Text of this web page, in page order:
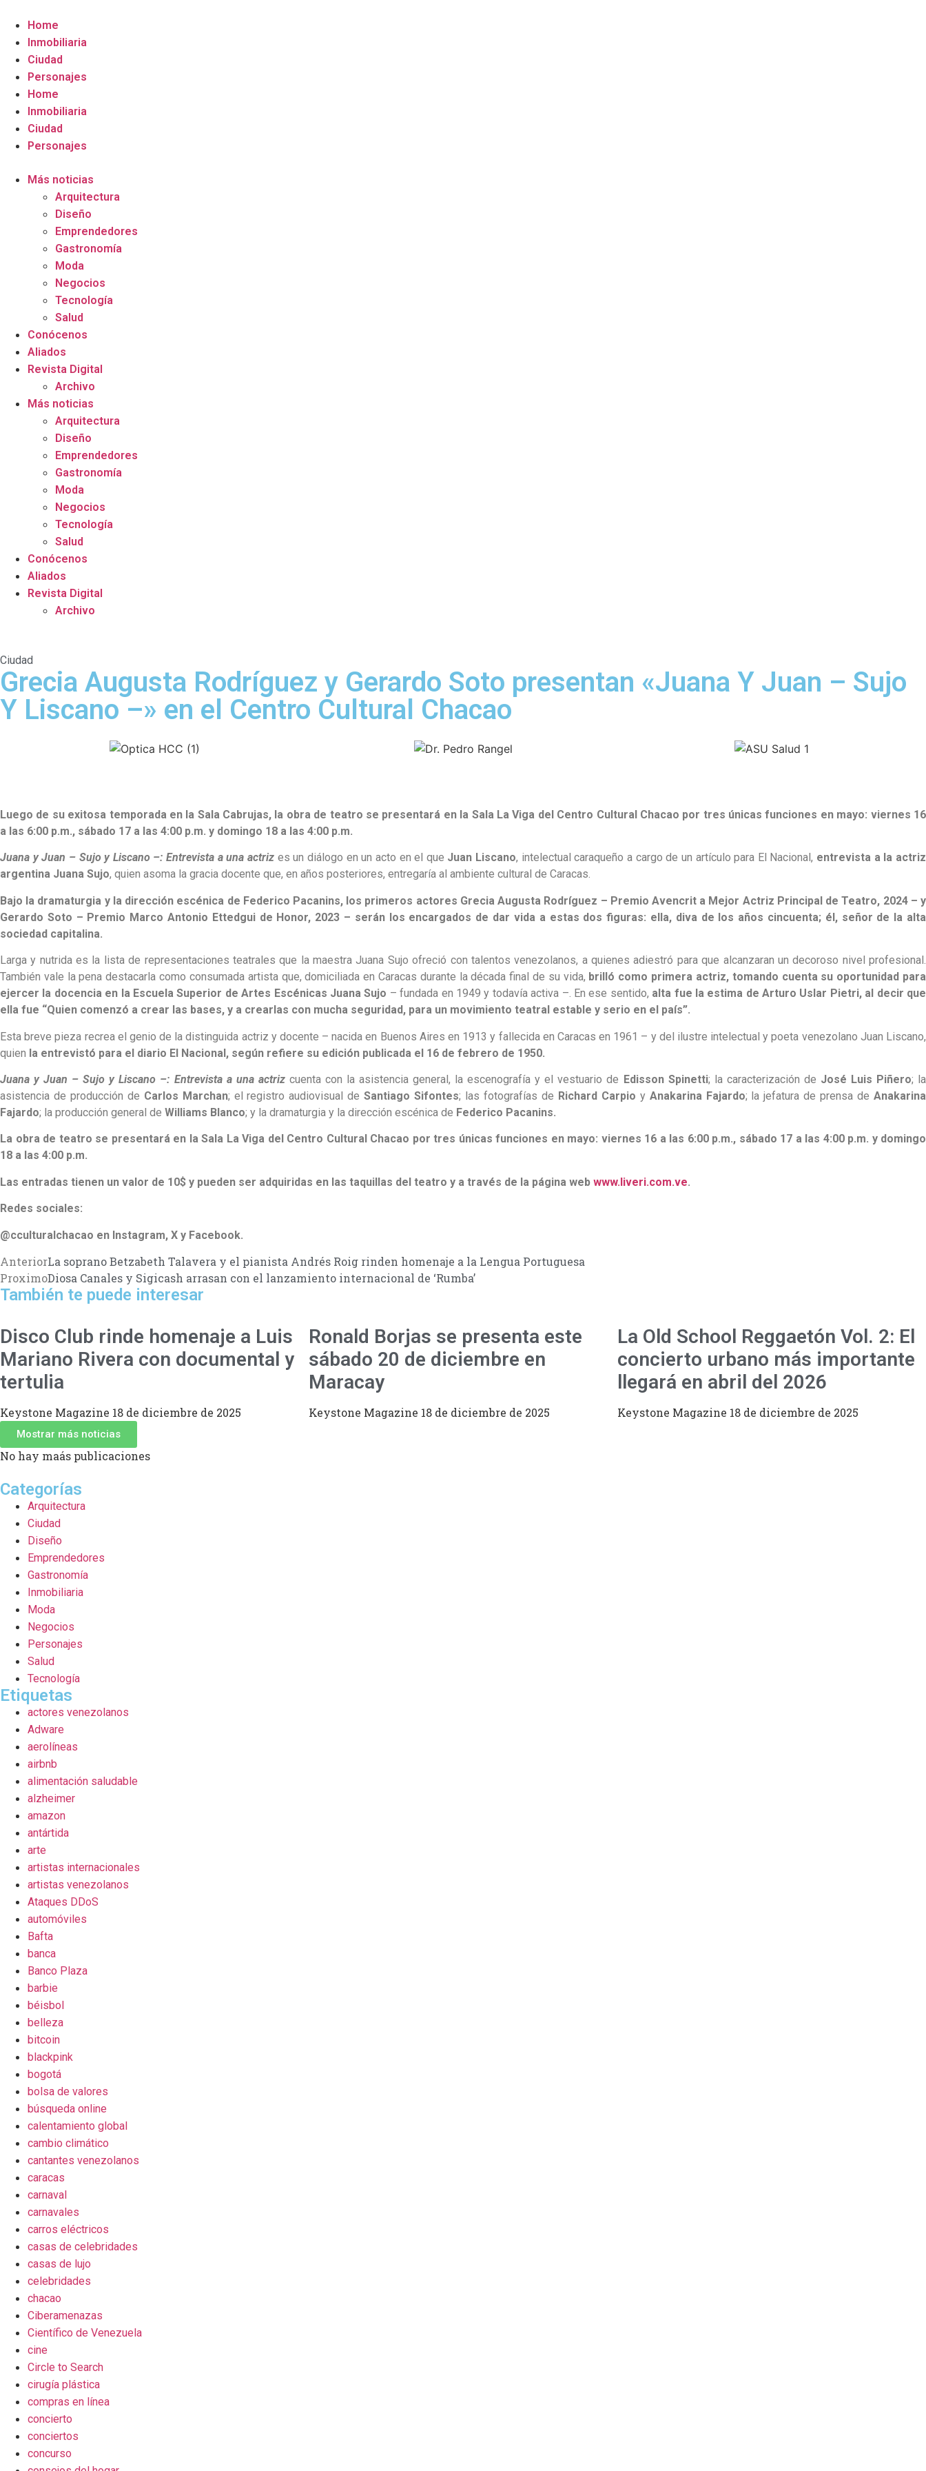
Home
Inmobiliaria
Ciudad
Personajes
Home
Inmobiliaria
Ciudad
Personajes
Más noticias
Arquitectura
Diseño
Emprendedores
Gastronomía
Moda
Negocios
Tecnología
Salud
Conócenos
Aliados
Revista Digital
Archivo
Más noticias
Arquitectura
Diseño
Emprendedores
Gastronomía
Moda
Negocios
Tecnología
Salud
Conócenos
Aliados
Revista Digital
Archivo
Ciudad
Grecia Augusta Rodríguez y Gerardo Soto presentan «Juana Y Juan – Sujo
Y Liscano –» en el Centro Cultural Chacao
Luego de su exitosa temporada en la Sala Cabrujas, la obra de teatro se presentará en la Sala La Viga del Centro Cultural Chacao por tres únicas funciones en mayo: viernes 16
a las 6:00 p.m., sábado 17 a las 4:00 p.m. y domingo 18 a las 4:00 p.m.
Juana y Juan – Sujo y Liscano –: Entrevista a una actriz es un diálogo en un acto en el que Juan Liscano, intelectual caraqueño a cargo de un artículo para El Nacional, entrevista a la actriz
argentina Juana Sujo, quien asoma la gracia docente que, en años posteriores, entregaría al ambiente cultural de Caracas.
Bajo la dramaturgia y la dirección escénica de Federico Pacanins, los primeros actores Grecia Augusta Rodríguez – Premio Avencrit a Mejor Actriz Principal de Teatro, 2024 – y
Gerardo Soto – Premio Marco Antonio Ettedgui de Honor, 2023 – serán los encargados de dar vida a estas dos figuras: ella,diva de los años cincuenta; él, señor de la alta
sociedad capitalina.
Larga y nutrida es la lista de representaciones teatrales que la maestra Juana Sujo ofreció con talentos venezolanos, a quienes adiestró para que alcanzaran un decoroso nivel profesional.
También vale la pena destacarla como consumada artista que, domiciliada en Caracas durante la década final de su vida, brilló como primera actriz, tomando cuenta su oportunidad para
ejercer la docencia en la Escuela Superior de Artes Escénicas Juana Sujo – fundada en 1949 y todavía activa –. En ese sentido, alta fue la estima de Arturo Uslar Pietri, al decir que
ella fue “Quien comenzó a crear las bases, y a crearlas con mucha seguridad, para un movimiento teatral estable y serio en el país”.
Esta breve pieza recrea el genio de la distinguida actriz y docente – nacida en Buenos Aires en 1913 y fallecida en Caracas en 1961 – y del ilustre intelectual y poeta venezolano Juan Liscano,
quien la entrevistó para el diario El Nacional, según refiere su edición publicada el 16 de febrero de 1950.
Juana y Juan – Sujo y Liscano –: Entrevista a una actriz cuenta con la asistencia general, la escenografía y el vestuario de Edisson Spinetti; la caracterización de José Luis Piñero; la
asistencia de producción de Carlos Marchan; el registro audiovisual deSantiago Sifontes; las fotografías de Richard Carpio y Anakarina Fajardo; la jefatura de prensa deAnakarina
Fajardo; la producción general de Williams Blanco; y la dramaturgia y la dirección escénica de Federico Pacanins.
La obra de teatro se presentará en la Sala La Viga del Centro Cultural Chacao por tres únicas funciones en mayo: viernes 16 a las 6:00 p.m., sábado 17 a las 4:00 p.m. y domingo
18 a las 4:00 p.m.
Las entradas tienen un valor de 10$ y pueden ser adquiridas en las taquillas del teatro y a través de la página web www.liveri.com.ve.
Redes sociales:
@cculturalchacao en Instagram, X y Facebook.
AnteriorLa soprano Betzabeth Talavera y el pianista Andrés Roig rinden homenaje a la Lengua Portuguesa
ProximoDiosa Canales y Sigicash arrasan con el lanzamiento internacional de ‘Rumba’
También te puede interesar
Disco Club rinde homenaje a Luis
Mariano Rivera con documental y
tertulia
Keystone Magazine 18 de diciembre de 2025
Ronald Borjas se presenta este
sábado 20 de diciembre en
Maracay
Keystone Magazine 18 de diciembre de 2025
La Old School Reggaetón Vol. 2: El
concierto urbano más importante
llegará en abril del 2026
Keystone Magazine 18 de diciembre de 2025
Mostrar más noticias
No hay maás publicaciones
Categorías
Arquitectura
Ciudad
Diseño
Emprendedores
Gastronomía
Inmobiliaria
Moda
Negocios
Personajes
Salud
Tecnología
Etiquetas
actores venezolanos
Adware
aerolíneas
airbnb
alimentación saludable
alzheimer
amazon
antártida
arte
artistas internacionales
artistas venezolanos
Ataques DDoS
automóviles
Bafta
banca
Banco Plaza
barbie
béisbol
belleza
bitcoin
blackpink
bogotá
bolsa de valores
búsqueda online
calentamiento global
cambio climático
cantantes venezolanos
caracas
carnaval
carnavales
carros eléctricos
casas de celebridades
casas de lujo
celebridades
chacao
Ciberamenazas
Científico de Venezuela
cine
Circle to Search
cirugía plástica
compras en línea
concierto
conciertos
concurso